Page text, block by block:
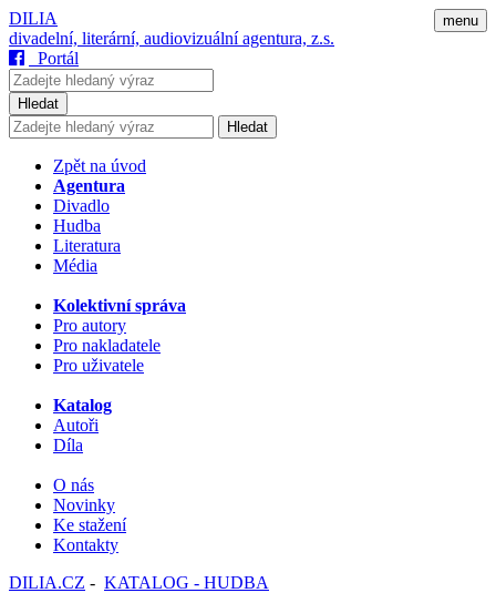
menu
DILIA
divadelní, literární, audiovizuální agentura, z.s.
Portál
Hledat
Hledat
Zpět na úvod
Agentura
Divadlo
Hudba
Literatura
Média
Kolektivní správa
Pro autory
Pro nakladatele
Pro uživatele
Katalog
Autoři
Díla
O nás
Novinky
Ke stažení
Kontakty
DILIA.CZ - KATALOG - HUDBA